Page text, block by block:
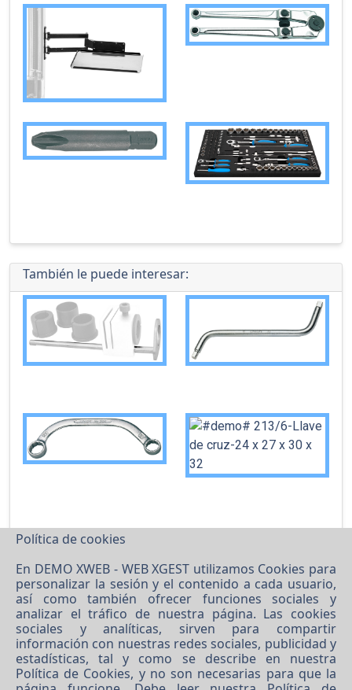
También le puede interesar:
Política de cookies
En DEMO XWEB - WEB XGEST utilizamos Cookies para
personalizar la sesión y el contenido a cada usuario,
así como también ofrecer funciones sociales y
analizar el tráfico de nuestra página. Las cookies
sociales y analíticas, sirven para compartir
información con nuestras redes sociales, publicidad y
estadísticas, tal y como se describe en nuestra
Política de Cookies, y no son necesarias para que la